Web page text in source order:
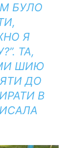
БУЛО
Я
ТА,
ШИЮ
ДО
В